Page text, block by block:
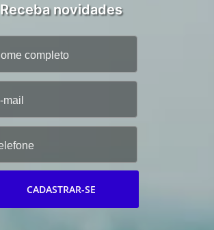
Receba novidades
CADASTRAR-SE